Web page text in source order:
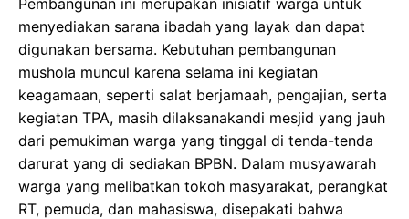
menyediakan sarana ibadah yang layak dan dapat
digunakan bersama. Kebutuhan pembangunan
mushola muncul karena selama ini kegiatan
keagamaan, seperti salat berjamaah, pengajian, serta
kegiatan TPA, masih dilaksanakandi mesjid yang jauh
dari pemukiman warga yang tinggal di tenda-tenda
darurat yang di sediakan BPBN. Dalam musyawarah
warga yang melibatkan tokoh masyarakat, perangkat
RT, pemuda, dan mahasiswa, disepakati bahwa